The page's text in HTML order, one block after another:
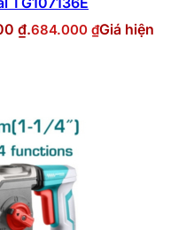
₫.684.000 ₫Giá hiện